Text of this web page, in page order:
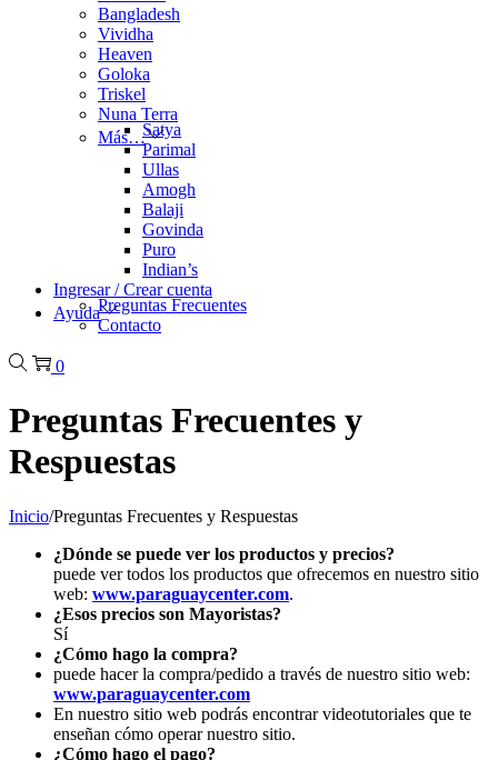
Bangladesh
Vividha
Heaven
Goloka
Triskel
Nuna Terra
Más…Satya
Parimal
Ullas
Amogh
Balaji
Govinda
Puro
Indian’s
Ingresar / Crear cuenta
AyudaPreguntas Frecuentes
Contacto
0
Preguntas Frecuentes y
Respuestas
Inicio/Preguntas Frecuentes y Respuestas
¿Dónde se puede ver los productos y precios?
puede ver todos los productos que ofrecemos en nuestro sitio
web: www.paraguaycenter.com.
¿Esos precios son Mayoristas?
Sí
¿Cómo hago la compra?
puede hacer la compra/pedido a través de nuestro sitio web:
www.paraguaycenter.com
En nuestro sitio web podrás encontrar videotutoriales que te
enseñan cómo operar nuestro sitio.
¿Cómo hago el pago?